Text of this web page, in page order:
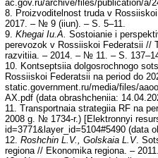
ac.gov.ru/archive/files/publication/a/
8. Proizvoditelnost truda v
2017. – № 9 (iiun). – S. 5–11.
9. Khegai Iu.A. Sostoianie i
perevozok v Rossiiskoi Federatsii //
razvitiia. – 2014. – № 11. – S.
10. Kontseptsiia dolgosrochnogo
Rossiiskoi Federatsii na period do
static.government.ru/media/files/
AX.pdf (data obrashcheniia:
11. Transportnaia strategiia RF na
2008 g. № 1734-r.) [Elektronnyi
id=3771&layer_id=5104#5490 (data
12. Roshchin L.V., Golskaia L.V.
regiona // Ekonomika regiona. –